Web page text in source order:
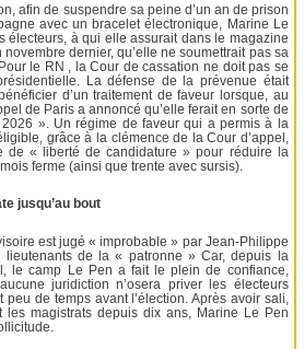
afin de suspendre sa peine d’un an de prison
avec un bracelet électronique, Marine Le
électeurs, à qui elle assurait dans le magazine
novembre dernier, qu’elle ne soumettrait pas sa
le RN , la Cour de cassation ne doit pas se
La défense de la prévenue était
d’un traitement de faveur lorsque, au
de Paris a annoncé qu’elle ferait en sorte de
». Un régime de faveur qui a permis à la
grâce à la clémence de la Cour d’appel,
de « liberté de candidature » pour réduire la
ferme (ainsi que trente avec sursis).
jusqu’au bout
est jugé « improbable » par Jean-Philippe
lieutenants de la « patronne » Car, depuis la
le camp Le Pen a fait le plein de confiance,
juridiction n’osera priver les électeurs
peu de temps avant l’élection. Après avoir sali,
les magistrats depuis dix ans, Marine Le Pen